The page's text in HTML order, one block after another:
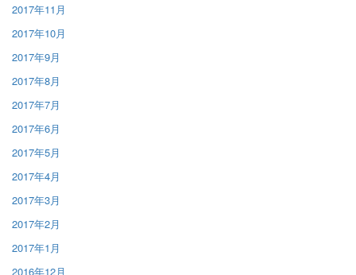
2017年11月
2017年10月
2017年9月
2017年8月
2017年7月
2017年6月
2017年5月
2017年4月
2017年3月
2017年2月
2017年1月
2016年12月